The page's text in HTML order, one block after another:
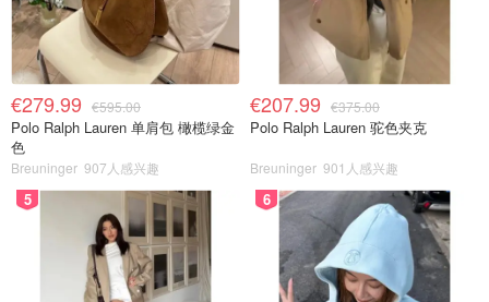
€279.99 €595.00
Polo Ralph Lauren 单肩包 橄榄绿金
色
Breuninger 907人感兴趣
€207.99 €375.00
Polo Ralph Lauren 驼色夹克
Breuninger 901人感兴趣
5 6